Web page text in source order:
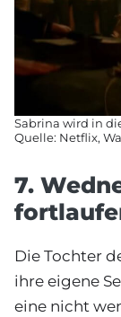
Sabrina wird in
Quelle: Netflix,
7.
Die Tochter
ihre eigene
eine nicht